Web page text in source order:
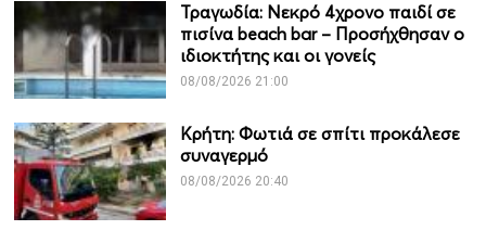
Τραγωδία: Νεκρό 4χρονο παιδί σε
πισίνα beach bar – Προσήχθησαν ο
ιδιοκτήτης και οι γονείς
08/08/2026 21:00
Κρήτη: Φωτιά σε σπίτι προκάλεσε
συναγερμό
08/08/2026 20:40